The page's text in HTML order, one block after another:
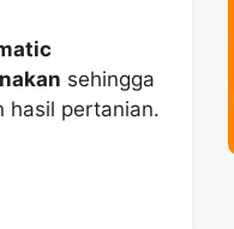
sehingga
hasil pertanian.